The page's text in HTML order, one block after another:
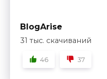
BlogArise
31 тыс. скачиваний
46 37